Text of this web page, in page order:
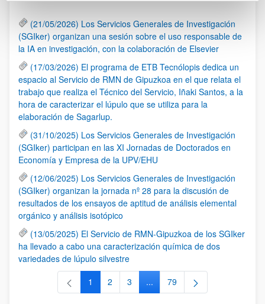
(21/05/2026) Los Servicios Generales de Investigación
(SGIker) organizan una sesión sobre el uso responsable de
la IA en investigación, con la colaboración de Elsevier
(17/03/2026) El programa de ETB Tecnólopis dedica un
espacio al Servicio de RMN de Gipuzkoa en el que relata el
trabajo que realiza el Técnico del Servicio, Iñaki Santos, a la
hora de caracterizar el lúpulo que se utiliza para la
elaboración de Sagarlup.
(31/10/2025) Los Servicios Generales de Investigación
(SGIker) participan en las XI Jornadas de Doctorados en
Economía y Empresa de la UPV/EHU
(12/06/2025) Los Servicios Generales de Investigación
(SGIker) organizan la jornada nº 28 para la discusión de
resultados de los ensayos de aptitud de análisis elemental
orgánico y análisis isotópico
(13/05/2025) El Servicio de RMN-Gipuzkoa de los SGIker
ha llevado a cabo una caracterización química de dos
variedades de lúpulo silvestre
Página
1 Página
2 Página
3 ...Páginas intermedias Use TAB
Página
79